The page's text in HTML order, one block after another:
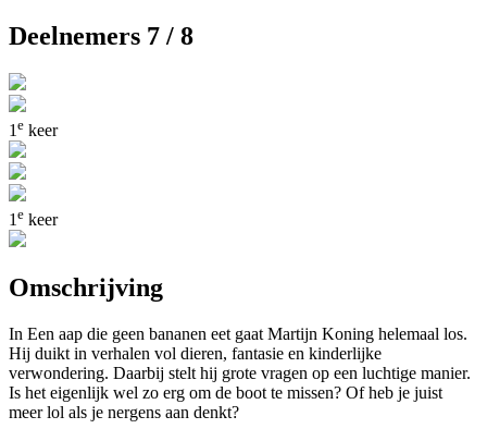
Deelnemers 7 / 8
1 e keer
1 e keer
Omschrijving
In Een aap die geen bananen eet gaat Martijn Koning helemaal los.
Hij duikt in verhalen vol dieren, fantasie en kinderlijke
verwondering. Daarbij stelt hij grote vragen op een luchtige manier.
Is het eigenlijk wel zo erg om de boot te missen? Of heb je juist
meer lol als je nergens aan denkt?